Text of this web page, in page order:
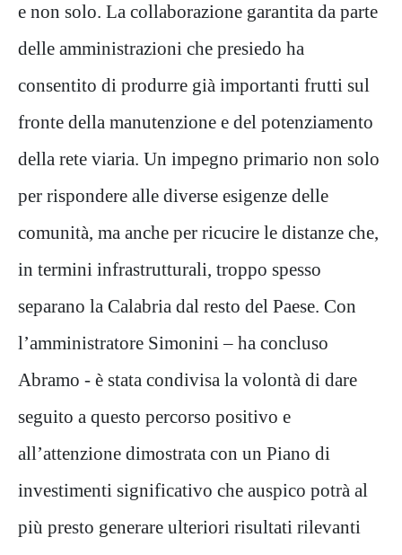
e non solo. La collaborazione garantita da parte
delle amministrazioni che presiedo ha
consentito di produrre già importanti frutti sul
fronte della manutenzione e del potenziamento
della rete viaria. Un impegno primario non solo
per rispondere alle diverse esigenze delle
comunità, ma anche per ricucire le distanze che,
in termini infrastrutturali, troppo spesso
separano la Calabria dal resto del Paese. Con
l’amministratore Simonini – ha concluso
Abramo - è stata condivisa la volontà di dare
seguito a questo percorso positivo e
all’attenzione dimostrata con un Piano di
investimenti significativo che auspico potrà al
più presto generare ulteriori risultati rilevanti